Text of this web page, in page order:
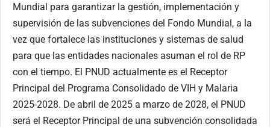
Mundial para garantizar la gestión, implementación y
supervisión de las subvenciones del Fondo Mundial, a la
vez que fortalece las instituciones y sistemas de salud
para que las entidades nacionales asuman el rol de RP
con el tiempo. El PNUD actualmente es el Receptor
Principal del Programa Consolidado de VIH y Malaria
2025-2028. De abril de 2025 a marzo de 2028, el PNUD
será el Receptor Principal de una subvención consolidada